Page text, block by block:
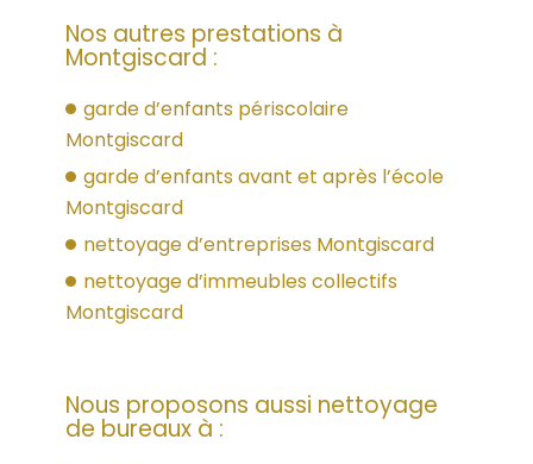
Nos autres prestations à
Montgiscard :
garde d’enfants périscolaire
Montgiscard
garde d’enfants avant et après l’école
Montgiscard
nettoyage d’entreprises Montgiscard
nettoyage d’immeubles collectifs
Montgiscard
Nous proposons aussi nettoyage
de bureaux à :